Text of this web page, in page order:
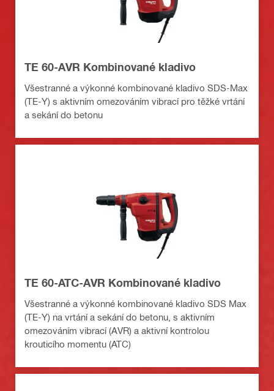
TE 60-AVR Kombinované kladivo
Všestranné a výkonné kombinované kladivo SDS-Max
(TE-Y) s aktivním omezováním vibrací pro těžké vrtání
a sekání do betonu
TE 60-ATC-AVR Kombinované kladivo
Všestranné a výkonné kombinované kladivo SDS Max
(TE-Y) na vrtání a sekání do betonu, s aktivním
omezováním vibrací (AVR) a aktivní kontrolou
krouticího momentu (ATC)